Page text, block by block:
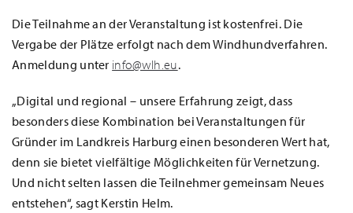
Die Teilnahme an der Veranstaltung ist kostenfrei. Die
Vergabe der Plätze erfolgt nach dem Windhundverfahren.
Anmeldung unter info@wlh.eu.
„Digital und regional – unsere Erfahrung zeigt, dass
besonders diese Kombination bei Veranstaltungen für
Gründer im Landkreis Harburg einen besonderen Wert hat,
denn sie bietet vielfältige Möglichkeiten für Vernetzung.
Und nicht selten lassen die Teilnehmer gemeinsam Neues
entstehen“, sagt Kerstin Helm.